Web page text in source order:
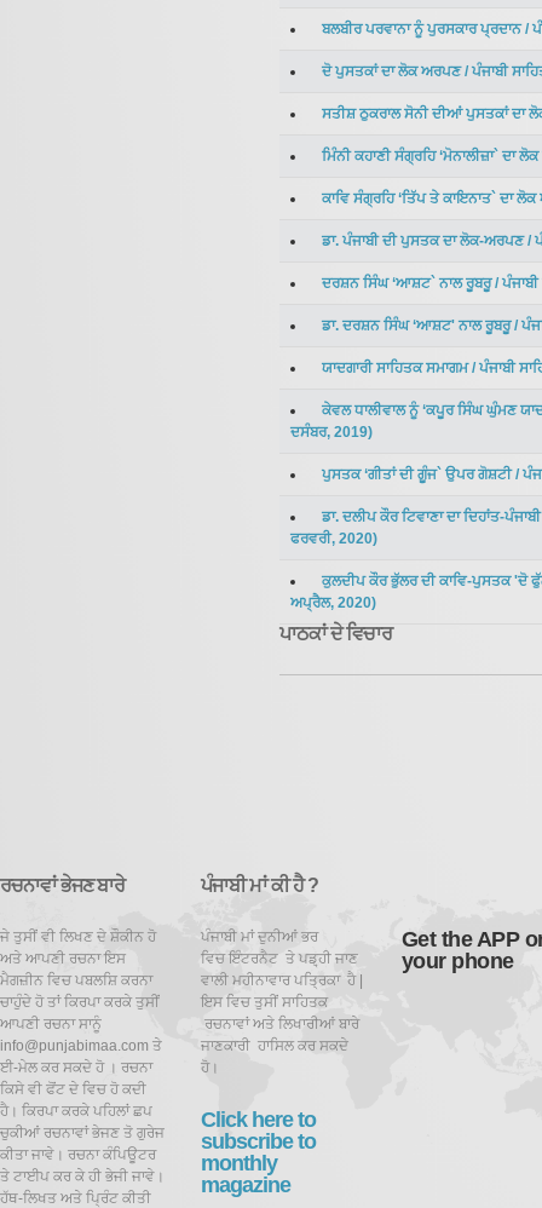
ਬਲਬੀਰ ਪਰਵਾਨਾ ਨੂੰ ਪੁਰਸਕਾਰ ਪ੍ਰਦਾਨ/
ਦੋ ਪੁਸਤਕਾਂ ਦਾ ਲੋਕ ਅਰਪਣ/ ਪੰਜਾਬੀ
ਸਤੀਸ਼ ਠੁਕਰਾਲ ਸੋਨੀ ਦੀਆਂ ਪੁਸਤਕਾਂ ਦਾ
ਮਿੰਨੀ ਕਹਾਣੀ ਸੰਗ੍ਰਹਿ ‘ਮੋਨਾਲੀਜ਼ਾ` ਦਾ
ਕਾਵਿ ਸੰਗ੍ਰਹਿ ‘ਤਿੱਪ ਤੇ ਕਾਇਨਾਤ` ਦਾ
ਡਾ. ਪੰਜਾਬੀ ਦੀ ਪੁਸਤਕ ਦਾ ਲੋਕ-ਅਰਪਣ/
ਦਰਸ਼ਨ ਸਿੰਘ ‘ਆਸ਼ਟ` ਨਾਲ ਰੂਬਰੂ/
ਡਾ. ਦਰਸ਼ਨ ਸਿੰਘ ‘ਆਸ਼ਟ' ਨਾਲ ਰੂਬਰੂ/
ਯਾਦਗਾਰੀ ਸਾਹਿਤਕ ਸਮਾਗਮ/ ਪੰਜਾਬੀ
ਕੇਵਲ ਧਾਲੀਵਾਲ ਨੂੰ ‘ਕਪੂਰ ਸਿੰਘ ਘੁੰਮਣ
ਦਸੰਬਰ, 2019)
ਪੁਸਤਕ ‘ਗੀਤਾਂ ਦੀ ਗੂੰਜ` ਉਪਰ ਗੋਸ਼ਟੀ/
ਡਾ. ਦਲੀਪ ਕੌਰ ਟਿਵਾਣਾ ਦਾ ਦਿਹਾਂਤ-
ਫਰਵਰੀ, 2020)
ਕੁਲਦੀਪ ਕੌਰ ਭੁੱਲਰ ਦੀ ਕਾਵਿ-ਪੁਸਤਕ 'ਦੋ
ਅਪ੍ਰੈਲ, 2020)
ਪਾਠਕਾਂ ਦੇ ਵਿਚਾਰ
ਰਚਨਾਵਾਂ ਭੇਜਣ ਬਾਰੇ
ਜੇ ਤੁਸੀਂ ਵੀ ਲਿਖਣ ਦੇ ਸ਼ੌਕੀਨ ਹੋ
ਅਤੇ ਆਪਣੀ ਰਚਨਾ ਇਸ
ਮੈਗਜ਼ੀਨ ਵਿਚ ਪਬਲਸ਼ਿ ਕਰਨਾ
ਚਾਹੁੰਦੇ ਹੋ ਤਾਂ ਕਿਰਪਾ ਕਰਕੇ ਤੁਸੀਂ
ਆਪਣੀ ਰਚਨਾ ਸਾਨੂੰ
info@punjabimaa.com ਤੇ
ਈ-ਮੇਲ ਕਰ ਸਕਦੇ ਹੋ । ਰਚਨਾ
ਕਿਸੇ ਵੀ ਫੋਂਟ ਦੇ ਵਿਚ ਹੋ ਕਦੀ
ਹੈ। ਕਿਰਪਾ ਕਰਕੇ ਪਹਿਲਾਂ ਛਪ
ਚੁਕੀਆਂ ਰਚਨਾਵਾਂ ਭੇਜਣ ਤੋ ਗੁਰੇਜ
ਕੀਤਾ ਜਾਵੇ। ਰਚਨਾ ਕੰਪਿਊਟਰ
ਤੇ ਟਾਈਪ ਕਰ ਕੇ ਹੀ ਭੇਜੀ ਜਾਵੇ।
ਹੱਥ-ਲਿਖਤ ਅਤੇ ਪ੍ਰਿੰਟ ਕੀਤੀ
ਪੰਜਾਬੀ ਮਾਂ ਕੀ ਹੈ ?
ਪੰਜਾਬੀ ਮਾਂ ਦੁਨੀਆਂ ਭਰ
ਵਿਚ ਇੰਟਰਨੈਟ ਤੇ ਪਡ਼੍ਹੀ ਜਾਣ
ਵਾਲੀ ਮਹੀਨਾਵਾਰ ਪਤ੍ਰਿਕਾ ਹੈ |
ਇਸ ਵਿਚ ਤੁਸੀਂ ਸਾਹਿਤਕ
ਰਚਨਾਵਾਂ ਅਤੇ ਲਿਖਾਰੀਆਂ ਬਾਰੇ
ਜਾਣਕਾਰੀ ਹਾਸਿਲ ਕਰ ਸਕਦੇ
ਹੋ।
Click here to
subscribe to
monthly
magazine
Get the APP
your phone